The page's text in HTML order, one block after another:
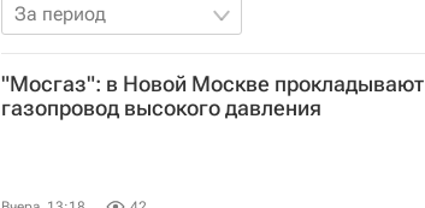
За период
"Мосгаз": в Новой Москве прокладывают
газопровод высокого давления